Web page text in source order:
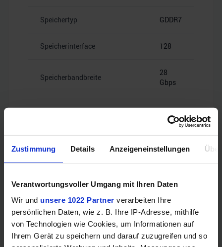
Zustimmung Details Anzeigeneinstellungen
Verantwortungsvoller Umgang mit Ihren Daten
Wir und unsere 1022 Partner verarbeiten Ihre
persönlichen Daten, wie z. B. Ihre IP-Adresse, mithilfe
von Technologien wie Cookies, um Informationen auf
Ihrem Gerät zu speichern und darauf zuzugreifen und so
Speichertyp GDDR7
Speicherinterface 128
Speicherbandbreite
28
Gbps
Videoanschlüsse
1x HDMI
2.1b
DisplayPort
3x
DisplayPort
2.1b